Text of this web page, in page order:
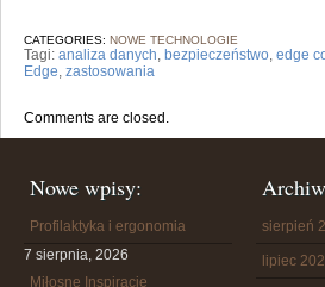
CATEGORIES: NOWE TECHNOLOGIE
Tagi: analiza danych, bezpieczeństwo, edge
Edge, zastosowania
Comments are closed.
Nowe wpisy:
Profilaktyka i ergonomia
7 sierpnia, 2026
Miłosne Inspiracje
sierpień
lipiec